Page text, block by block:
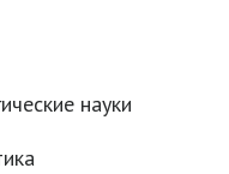
науки